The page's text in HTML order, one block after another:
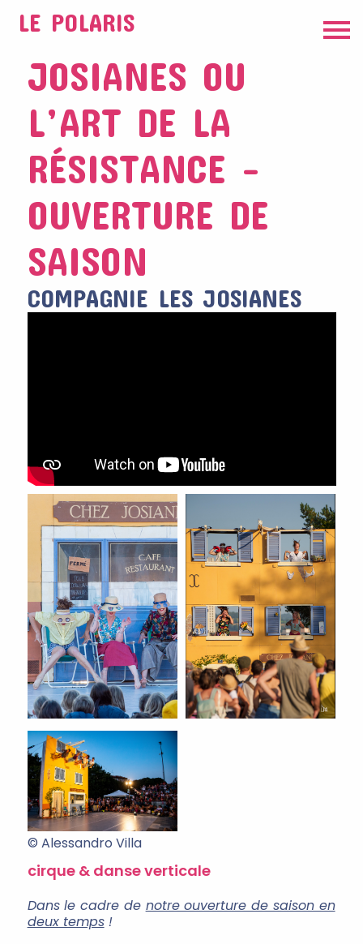
LE POLARIS
JOSIANES OU
L’ART DE LA
RÉSISTANCE –
OUVERTURE DE
SAISON
COMPAGNIE LES JOSIANES
© Alessandro Villa
cirque & danse verticale
Dans le cadre de notre ouverture de saison en
deux temps!